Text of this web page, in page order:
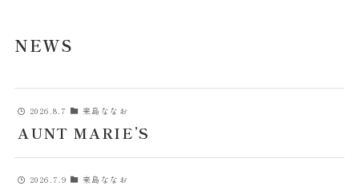
NEWS
2026.8.7 来島ななお
AUNT MARIE’S
2026.7.9 来島ななお